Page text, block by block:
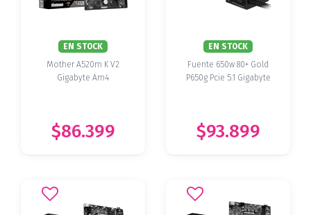
EN STOCK
Mother A520m K V2
Gigabyte Am4
$86.399
EN STOCK
Fuente 650w 80+ Gold
P650g Pcie 5.1 Gigabyte
$93.899